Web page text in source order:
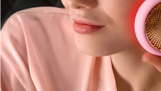
issa™ Teeth Whitening Set
Français
Italiano
Polski
Svenska
Türkçe
简体中文